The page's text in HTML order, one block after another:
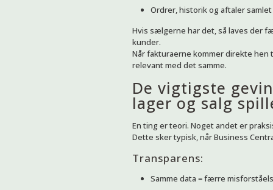
Ordrer, historik og aftaler
Hvis sælgerne har det, så laves der
kunder.
Når fakturaerne kommer direkte
relevant med det samme.
De vigtigste
lager og salg
En ting er teori. Noget andet er
Dette sker typisk, når Business
Transparens:
Samme data = færre